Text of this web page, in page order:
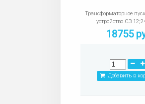
Трансформаторное
устройство СЗ
18755
Добавить в